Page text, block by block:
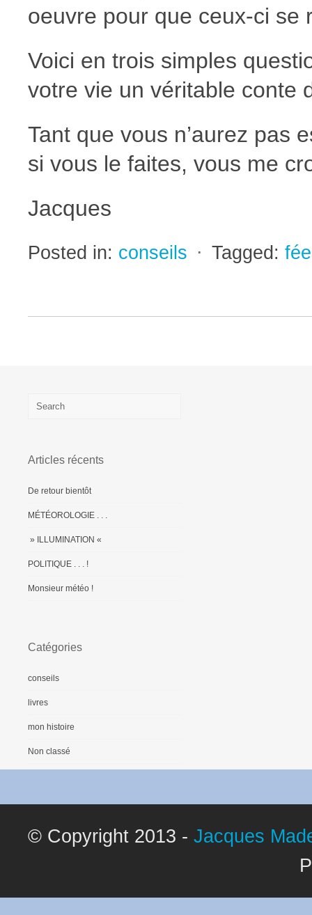
oeuvre pour que ceux-ci se
Voici en trois simples
votre vie un véritable conte
Tant que vous n’aurez pas
si vous le faites, vous me
Jacques
Posted in: conseils ⋅ Tagged: fée
Articles récents
De retour bientôt
MÉTÉOROLOGIE . . .
» ILLUMINATION «
POLITIQUE . . . !
Monsieur météo !
Catégories
conseils
livres
mon histoire
Non classé
© Copyright 2013 - Jacques